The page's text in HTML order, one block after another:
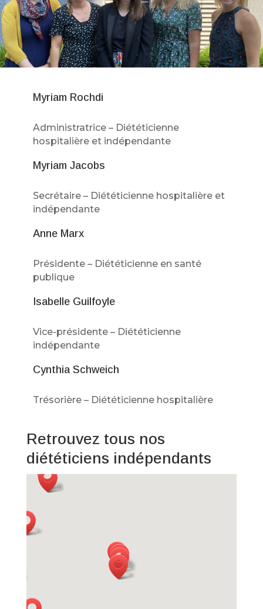
Myriam Rochdi
Administratrice – Diététicienne
hospitalière et indépendante
Myriam Jacobs
Secrétaire – Diététicienne hospitalière et
indépendante
Anne Marx
Présidente – Diététicienne en santé
publique
Isabelle Guilfoyle
Vice-présidente – Diététicienne
indépendante
Cynthia Schweich
Trésorière – Diététicienne hospitalière
Retrouvez tous nos
diététiciens indépendants